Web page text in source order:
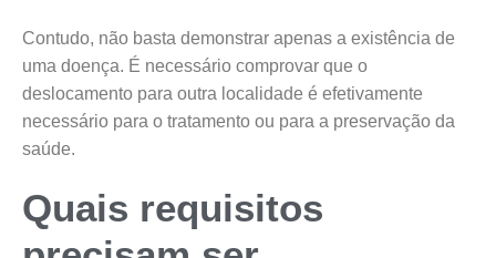
Contudo, não basta demonstrar apenas a existência de
uma doença. É necessário comprovar que o
deslocamento para outra localidade é efetivamente
necessário para o tratamento ou para a preservação da
saúde.
Quais requisitos